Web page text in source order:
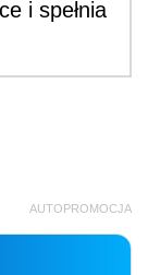
i spełnia
AUTOPROMOCJA